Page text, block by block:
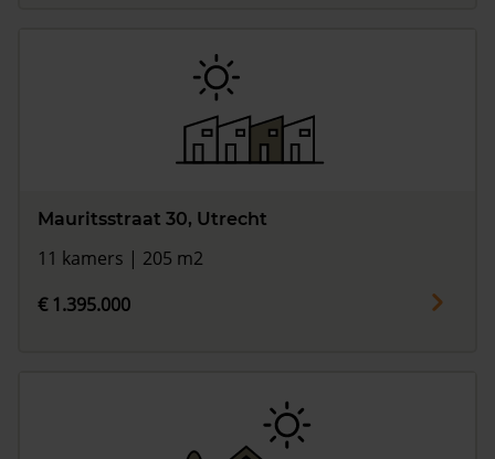
Mauritsstraat 30, Utrecht
11 kamers | 205 m2
€ 1.395.000